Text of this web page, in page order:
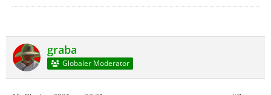
graba
Globaler Moderator